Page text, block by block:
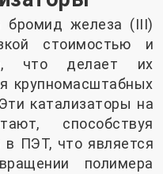
бромид железа (III)
стоимостью и
что делает их
крупномасштабных
катализаторы на
способствуя
ПЭТ, что является
полимера